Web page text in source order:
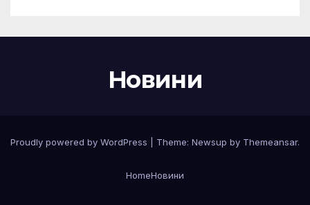
Новини
Proudly powered by WordPress Theme: Newsup by Themeansar.
HomeНовини